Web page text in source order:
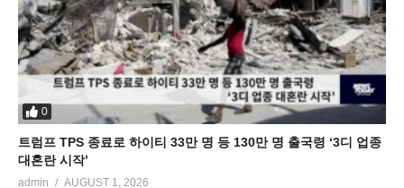
0
트럼프 TPS 종료로 하이티 33만 명 등 130만 명 출국령 ‘3디 업종
대혼란 시작’
admin AUGUST 1, 2026